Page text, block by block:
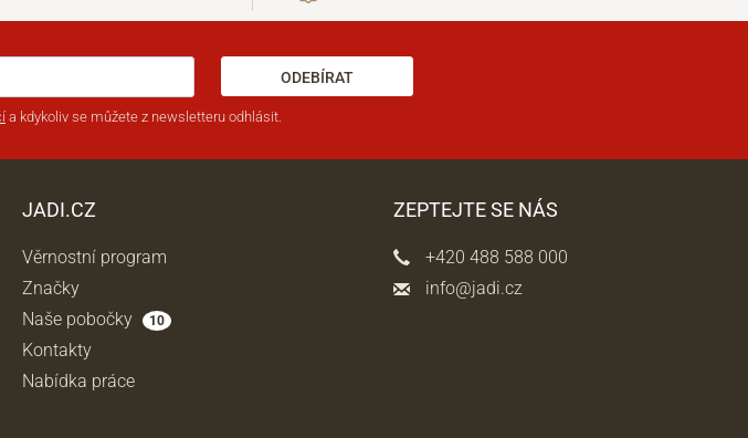
ODEBÍRAT
a kdykoliv se můžete z newsletteru odhlásit.
JADI.CZ
Věrnostní program
Značky
Naše pobočky
10
Kontakty
Nabídka práce
ZEPTEJTE SE NÁS
+420 488 588 000
info@jadi.cz